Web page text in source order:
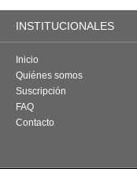
INSTITUCIONALES
Inicio
Quiénes somos
Suscripción
FAQ
Contacto